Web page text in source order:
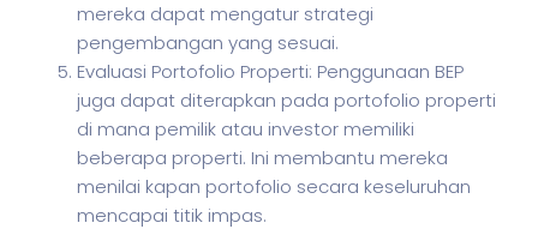
mereka dapat mengatur strategi
pengembangan yang sesuai.
Evaluasi Portofolio Properti: Penggunaan BEP
juga dapat diterapkan pada portofolio properti
di mana pemilik atau investor memiliki
beberapa properti. Ini membantu mereka
menilai kapan portofolio secara keseluruhan
mencapai titik impas.